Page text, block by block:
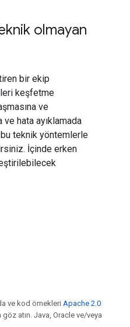
olmayan
bir ekip
keşfetme
ve
ve hata ayıklamada
bu teknik yöntemlerle
İçinde erken
ve kod örnekleri Apache 2.0
göz atın. Java, Oracle ve/veya